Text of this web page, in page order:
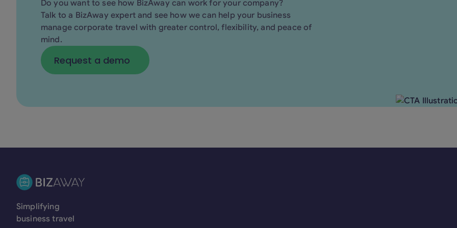
Do you want to see how BizAway can work for your company?
Talk to a BizAway expert and see how we can help your business
manage corporate travel with greater control, flexibility, and peace of
mind.
Request a demo
Request a demo
Simplifying
business travel